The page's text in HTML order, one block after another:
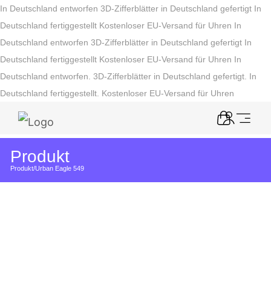
In Deutschland entworfen 3D-Zifferblätter in Deutschland gefertigt In
Deutschland fertiggestellt Kostenloser EU-Versand für Uhren In
Deutschland entworfen 3D-Zifferblätter in Deutschland gefertigt In
Deutschland fertiggestellt Kostenloser EU-Versand für Uhren In
Deutschland entworfen. 3D-Zifferblätter in Deutschland gefertigt. In
Deutschland fertiggestellt. Kostenloser EU-Versand für Uhren
Produkt
Produkt/Urban Eagle 549